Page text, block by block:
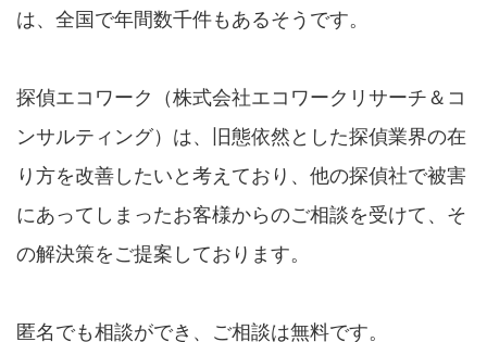
は、全国で年間数千件もあるそうです。
探偵エコワーク（株式会社エコワークリサーチ＆コ
ンサルティング）は、旧態依然とした探偵業界の在
り方を改善したいと考えており、他の探偵社で被害
にあってしまったお客様からのご相談を受けて、そ
の解決策をご提案しております。
匿名でも相談ができ、ご相談は無料です。